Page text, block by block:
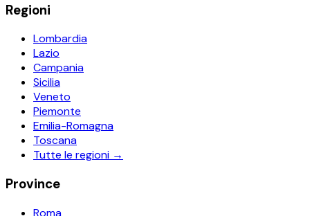
Regioni
Lombardia
Lazio
Campania
Sicilia
Veneto
Piemonte
Emilia-Romagna
Toscana
Tutte le regioni →
Province
Roma